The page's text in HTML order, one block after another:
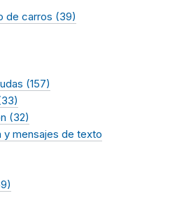
de carros (39)
(157)
(32)
y mensajes de texto